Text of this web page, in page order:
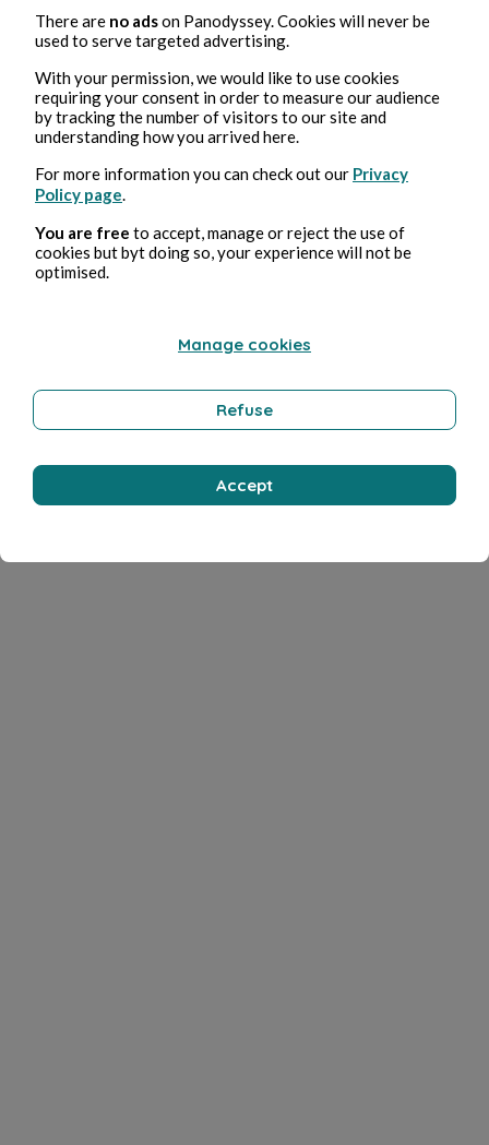
There are no adson Panodyssey. Cookies will never be
used to serve targeted advertising.
With your permission, we would like to use cookies
requiring your consent in order to measure our audience
by tracking the number of visitors to our site and
understanding how you arrived here.
For more information you can check out our Privacy
Policy page.
You are free to accept, manage or reject the use of
cookies but byt doing so, your experience will not be
optimised.
Manage cookies
Refuse
Accept